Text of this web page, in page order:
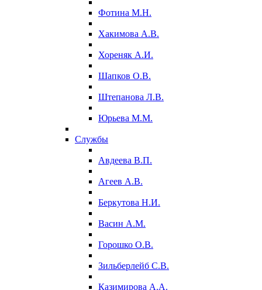
Фотина М.Н.
Хакимова А.В.
Хореняк А.И.
Шапков О.В.
Штепанова Л.В.
Юрьева М.М.
Службы
Авдеева В.П.
Агеев А.В.
Беркутова Н.И.
Васин А.М.
Горошко О.В.
Зильберлейб С.В.
Казимирова А.А.